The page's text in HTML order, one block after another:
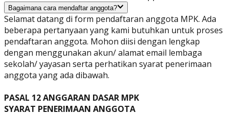
Bagaimana cara mendaftar anggota?
Selamat datang di form pendaftaran anggota MPK. Ada
beberapa pertanyaan yang kami butuhkan untuk proses
pendaftaran anggota. Mohon diisi dengan lengkap
dengan menggunakan akun/ alamat email lembaga
sekolah/ yayasan serta perhatikan syarat penerimaan
anggota yang ada dibawah.
PASAL 12 ANGGARAN DASAR MPK
SYARAT PENERIMAAN ANGGOTA